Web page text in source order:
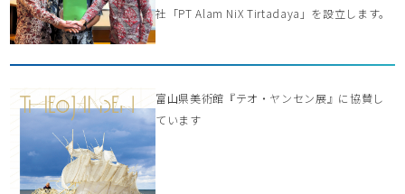
社「PT Alam NiX Tirtadaya」を設立します。
富山県美術館『テオ・ヤンセン展』に協賛し
ています